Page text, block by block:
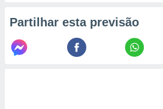
Partilhar esta previsão